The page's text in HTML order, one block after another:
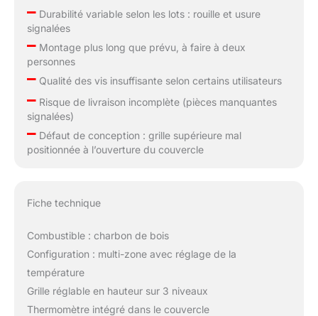
–Durabilité variable selon les lots : rouille et usure
signalées
–Montage plus long que prévu, à faire à deux
personnes
–Qualité des vis insuffisante selon certains utilisateurs
–Risque de livraison incomplète (pièces manquantes
signalées)
–Défaut de conception : grille supérieure mal
positionnée à l’ouverture du couvercle
Fiche technique
Combustible : charbon de bois
Configuration : multi-zone avec réglage de la
température
Grille réglable en hauteur sur 3 niveaux
Thermomètre intégré dans le couvercle